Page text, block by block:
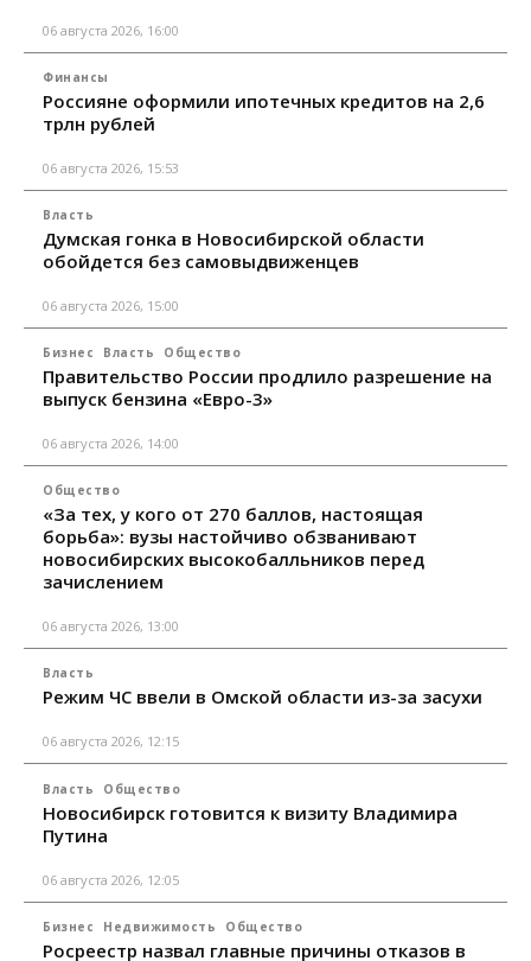
06 августа 2026, 16:00
Финансы
Россияне оформили ипотечных кредитов на 2,6
трлн рублей
06 августа 2026, 15:53
Власть
Думская гонка в Новосибирской области
обойдется без самовыдвиженцев
06 августа 2026, 15:00
Бизнес Власть Общество
Правительство России продлило разрешение на
выпуск бензина «Евро-3»
06 августа 2026, 14:00
Общество
«За тех, у кого от 270 баллов, настоящая
борьба»: вузы настойчиво обзванивают
новосибирских высокобалльников перед
зачислением
06 августа 2026, 13:00
Власть
Режим ЧС ввели в Омской области из-за засухи
06 августа 2026, 12:15
Власть Общество
Новосибирск готовится к визиту Владимира
Путина
06 августа 2026, 12:05
Бизнес Недвижимость Общество
Росреестр назвал главные причины отказов в